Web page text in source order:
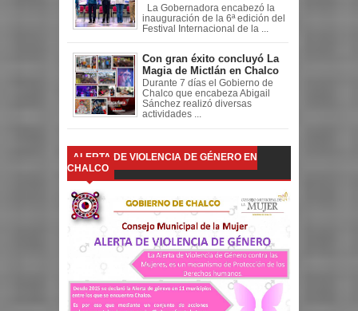
La Gobernadora encabezó la
inauguración de la 6ª edición del
Festival Internacional de la ...
Con gran éxito concluyó La
Magia de Mictlán en Chalco
Durante 7 días el Gobierno de
Chalco que encabeza Abigail
Sánchez realizó diversas
actividades ...
ALERTA DE VIOLENCIA DE GÉNERO EN
CHALCO